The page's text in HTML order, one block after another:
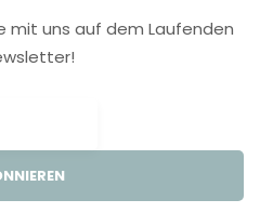
mit uns auf dem Laufenden